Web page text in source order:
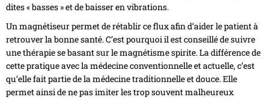
dites « basses » et de baisser en vibrations.
Un magnétiseur permet de rétablir ce flux afin d’aider le patient à
retrouver la bonne santé. C’est pourquoi il est conseillé de suivre
une thérapie se basant sur le magnétisme spirite. La différence de
cette pratique avec la médecine conventionnelle et actuelle, c’est
qu’elle fait partie de la médecine traditionnelle et douce. Elle
permet ainsi de ne pas imiter les trop souvent malheureux